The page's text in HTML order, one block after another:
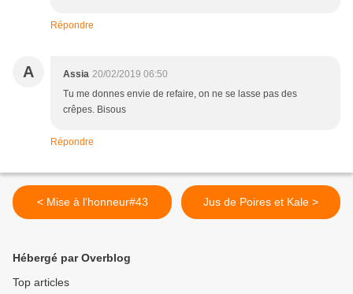
Répondre
A Assia 20/02/2019 06:50
Tu me donnes envie de refaire, on ne se lasse pas des
crêpes. Bisous
Répondre
< Mise à l'honneur#43 Jus de Poires et Kale >
Hébergé par Overblog
Top articles